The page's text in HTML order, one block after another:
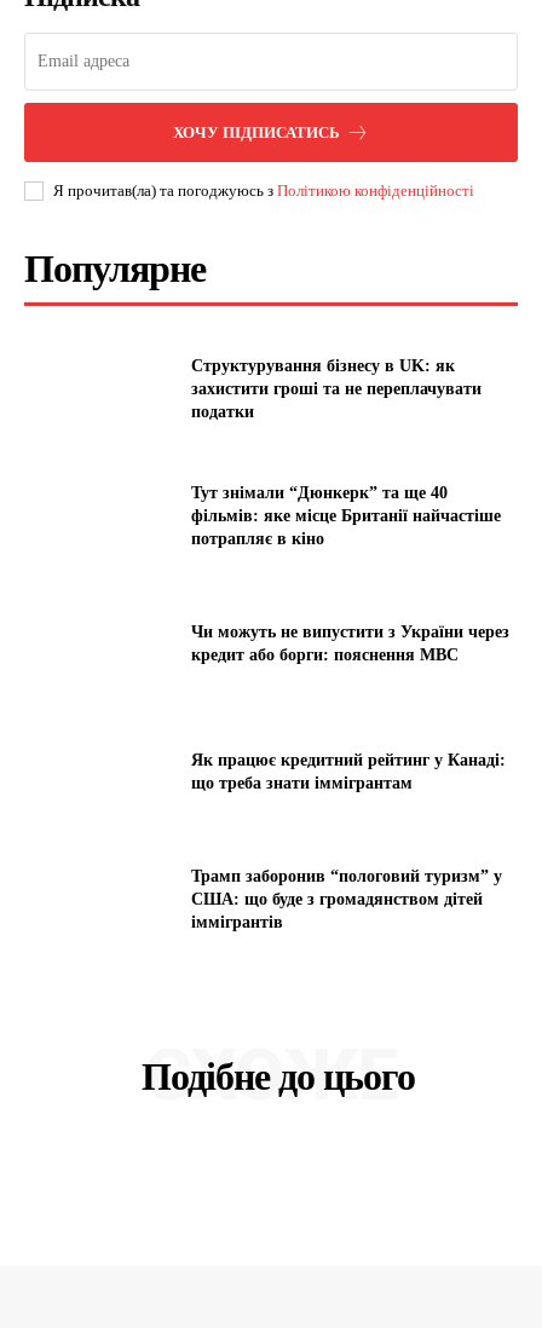
ХОЧУ ПІДПИСАТИСЬ
Я прочитав(ла) та погоджуюсь з Політикою конфіденційності
Популярне
Структурування бізнесу в UK: як
захистити гроші та не переплачувати
податки
Тут знімали “Дюнкерк” та ще 40
фільмів: яке місце Британії найчастіше
потрапляє в кіно
Чи можуть не випустити з України через
кредит або борги: пояснення МВС
Як працює кредитний рейтинг у Канаді:
що треба знати іммігрантам
Трамп заборонив “пологовий туризм” у
США: що буде з громадянством дітей
іммігрантів
Подібне до цього
СХОЖЕ